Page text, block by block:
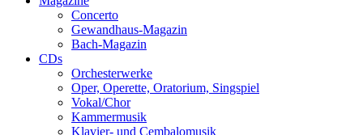
Concerto
Gewandhaus-Magazin
Bach-Magazin
CDs
Orchesterwerke
Oper, Operette, Oratorium, Singspiel
Vokal/Chor
Kammermusik
Klavier- und Cembalomusik